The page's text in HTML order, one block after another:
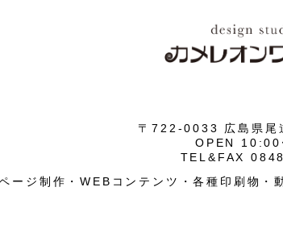
〒722-0033 広島県尾
OPEN
TEL&FAX
ージ制作・WEBコンテンツ・各種印刷物・